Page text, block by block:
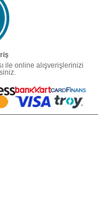
ile online alışverişlerinizi